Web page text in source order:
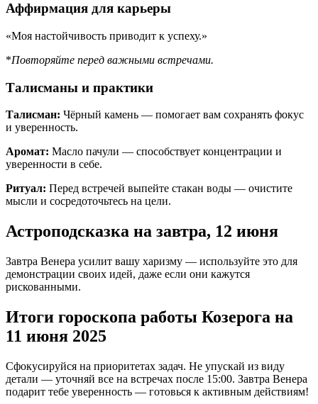
Аффирмация для карьеры
«Моя настойчивость приводит к успеху.»
*Повторяйте перед важными встречами.
Талисманы и практики
Талисман: Чёрный камень — помогает вам сохранять фокус
и уверенность.
Аромат: Масло пачули — способствует концентрации и
уверенности в себе.
Ритуал: Перед встречей выпейте стакан воды — очистите
мысли и сосредоточьтесь на цели.
Астроподсказка на завтра, 12 июня
Завтра Венера усилит вашу харизму — используйте это для
демонстрации своих идей, даже если они кажутся
рискованными.
Итоги гороскопа работы Козерога на
11 июня 2025
Сфокусируйся на приоритетах задач. Не упускай из виду
детали — уточняй все на встречах после 15:00. Завтра Венера
подарит тебе уверенность — готовься к активным действиям!